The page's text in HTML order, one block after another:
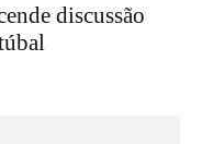
discussão